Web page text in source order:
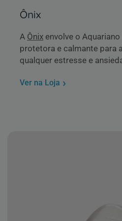
Ônix
A Ônix envolve o
protetora e calmante para
qualquer estresse e
Ver na Loja